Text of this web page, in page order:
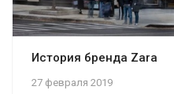
27 февраля 2019
История бренда Zara